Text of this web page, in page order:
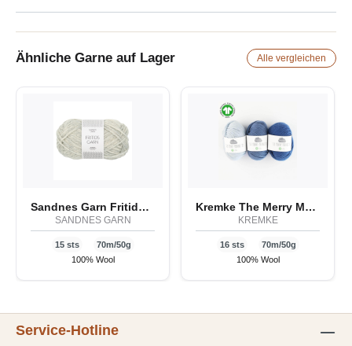
Ähnliche Garne auf Lager Alle vergleichen
Sandnes Garn Fritidsgarn
SANDNES GARN
15 sts
70m/50g
100% Wool
Kremke The Merry Merino 70 GOTS
KREMKE
16 sts
70m/50g
100% Wool
Service-Hotline